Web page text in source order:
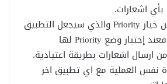
اشعارات.
6- ايضاً يمكنك تمكين خيار Priority والذي سيجعل التطبيق
يعمل في اي وقت, فعند إختيار وضع Priority لها
ارسال اشعارات بطريقة اعتيادية.
نفس العملية مع اي تطبيق اخر